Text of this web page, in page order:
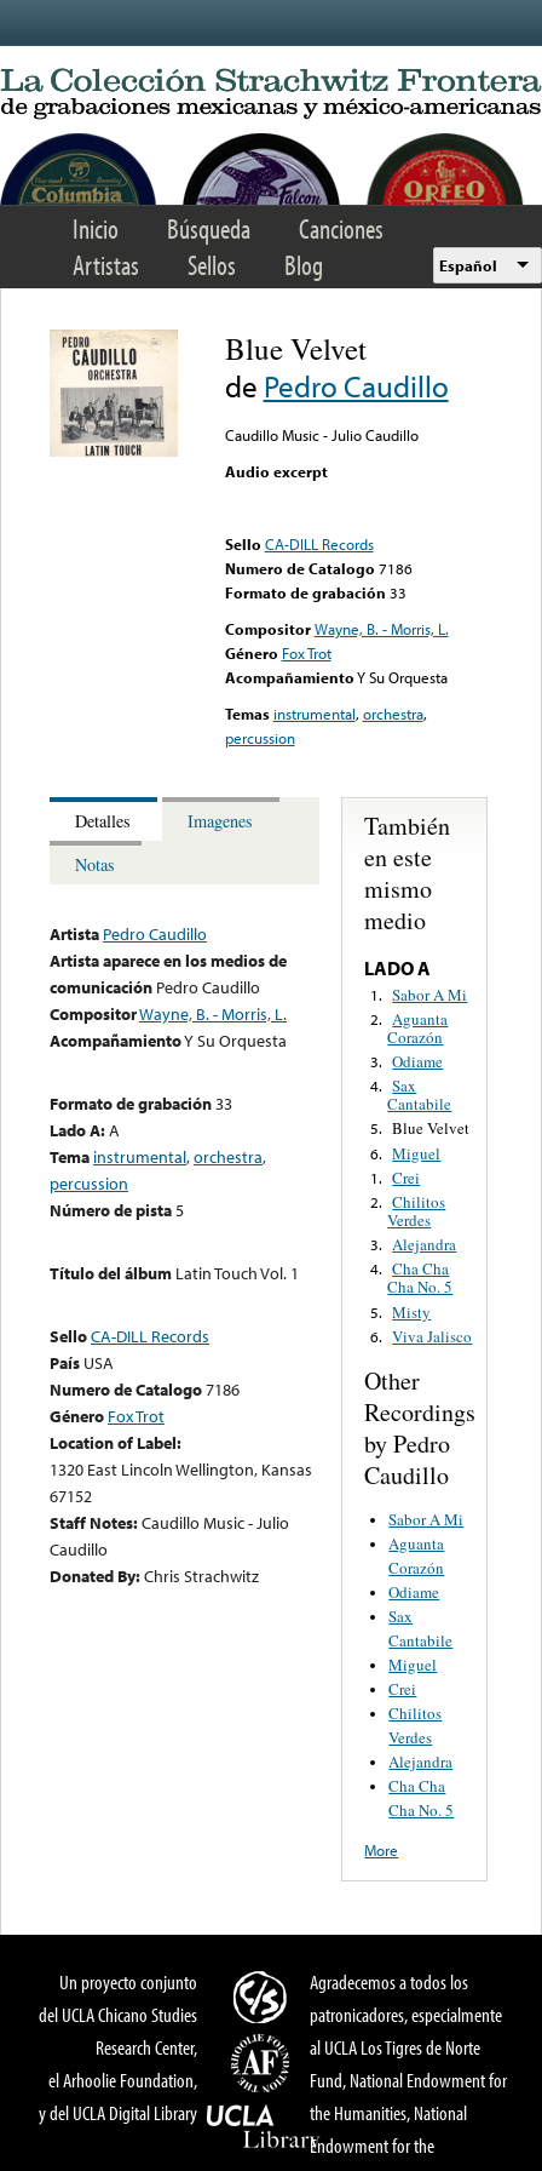
Inicio Búsqueda
Canciones
Artistas
Sellos Blog Español
Blue Velvet
de Pedro Caudillo
Caudillo Music - Julio Caudillo
Audio excerpt
Sello CA-DILL Records
Numero de Catalogo 7186
Formato de grabación 33
Compositor Wayne, B. - Morris, L.
Género Fox Trot
AcompañamientoY Su Orquesta
Temas instrumental,orchestra,
percussion
Detalles
Imagenes
Notas
Artista Pedro Caudillo
Artista aparece en los medios de
comunicación Pedro Caudillo
CompositorWayne, B. - Morris, L.
AcompañamientoY Su Orquesta
Formato de grabación33
Lado A:A
Tema instrumental,orchestra,
percussion
Número de pista5
Título del álbum Latin Touch Vol. 1
SelloCA-DILL Records
País USA
Numero de Catalogo7186
Género Fox Trot
Location of Label:
1320 East Lincoln Wellington, Kansas
67152
Staff Notes:Caudillo Music - Julio
Caudillo
Donated By:Chris Strachwitz
También
en este
mismo
medio
LADO A
1. Sabor A Mi
2. Aguanta
Corazón
3. Odiame
4. Sax
Cantabile
5. Blue Velvet
6. Miguel
1. Crei
2. Chilitos
Verdes
3. Alejandra
4. Cha Cha
Cha No. 5
5. Misty
6. Viva Jalisco
Other
Recordings
by Pedro
Caudillo
Sabor A Mi
Aguanta
Corazón
Odiame
Sax
Cantabile
Miguel
Crei
Chilitos
Verdes
Alejandra
Cha Cha
Cha No. 5
More
Un proyecto conjunto
del UCLA Chicano Studies
Research Center,
el Arhoolie Foundation,
y del UCLA Digital Library
Agradecemos a todos los
patronicadores, especialmente
al UCLA Los Tigres de Norte
Fund, National Endowment for
the Humanities, National
Endowment for the